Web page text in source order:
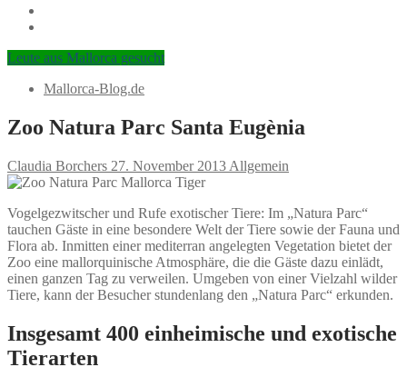
Leute aus Mallorca gesucht
Mallorca-Blog.de
Zoo Natura Parc Santa Eugènia
Claudia Borchers 27. November 2013 Allgemein
Vogelgezwitscher und Rufe exotischer Tiere: Im „Natura Parc“
tauchen Gäste in eine besondere Welt der Tiere sowie der Fauna und
Flora ab. Inmitten einer mediterran angelegten Vegetation bietet der
Zoo eine mallorquinische Atmosphäre, die die Gäste dazu einlädt,
einen ganzen Tag zu verweilen. Umgeben von einer Vielzahl wilder
Tiere, kann der Besucher stundenlang den „Natura Parc“ erkunden.
Insgesamt 400 einheimische und exotische
Tierarten